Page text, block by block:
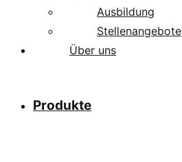
Ausbildung
Stellenangebote
Über uns
Produkte